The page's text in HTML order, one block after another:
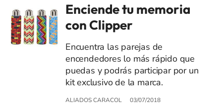
Enciende tu memoria
con Clipper
Encuentra las parejas de
encendedores lo más rápido que
puedas y podrás participar por un
kit exclusivo de la marca.
ALIADOS CARACOL 03/07/2018